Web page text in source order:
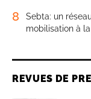
8
Sebta: un
mobilisation à
REVUES DE